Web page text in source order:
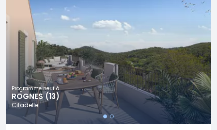
Programme neuf à
ROGNES (13)
Citadelle